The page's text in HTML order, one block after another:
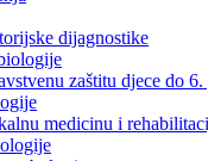
dijagnostike
zaštitu djece do
medicinu i